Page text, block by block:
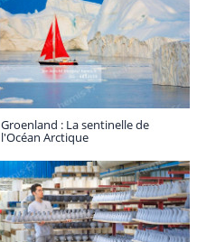
Groenland : La sentinelle de
l'Océan Arctique